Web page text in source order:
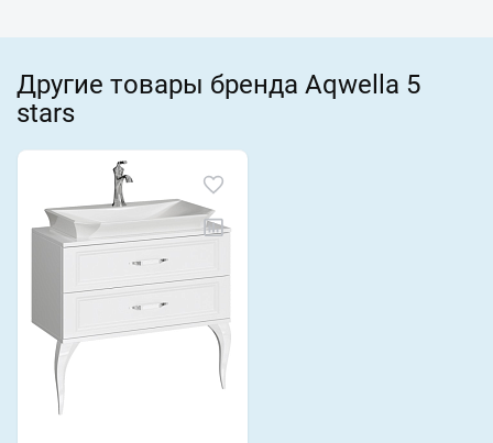
Другие товары бренда Aqwella 5
stars